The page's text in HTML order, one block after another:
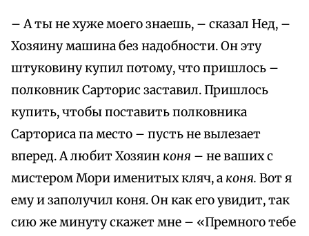
– А ты не хуже моего знаешь, – сказал Нед, –
Хозяину машина без надобности. Он эту
штуковину купил потому, что пришлось –
полковник Сарторис заставил. Пришлось
купить, чтобы поставить полковника
Сарториса па место – пусть не вылезает
вперед. А любит Хозяин коня – не ваших с
мистером Мори именитых кляч, а коня. Вот я
ему и заполучил коня. Он как его увидит, так
сию же минуту скажет мне – «Премного тебе